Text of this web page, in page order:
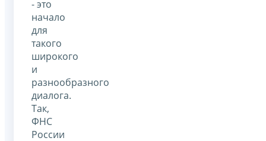
- это
начало
для
такого
широкого
и
разнообразного
диалога.
Так,
ФНС
России